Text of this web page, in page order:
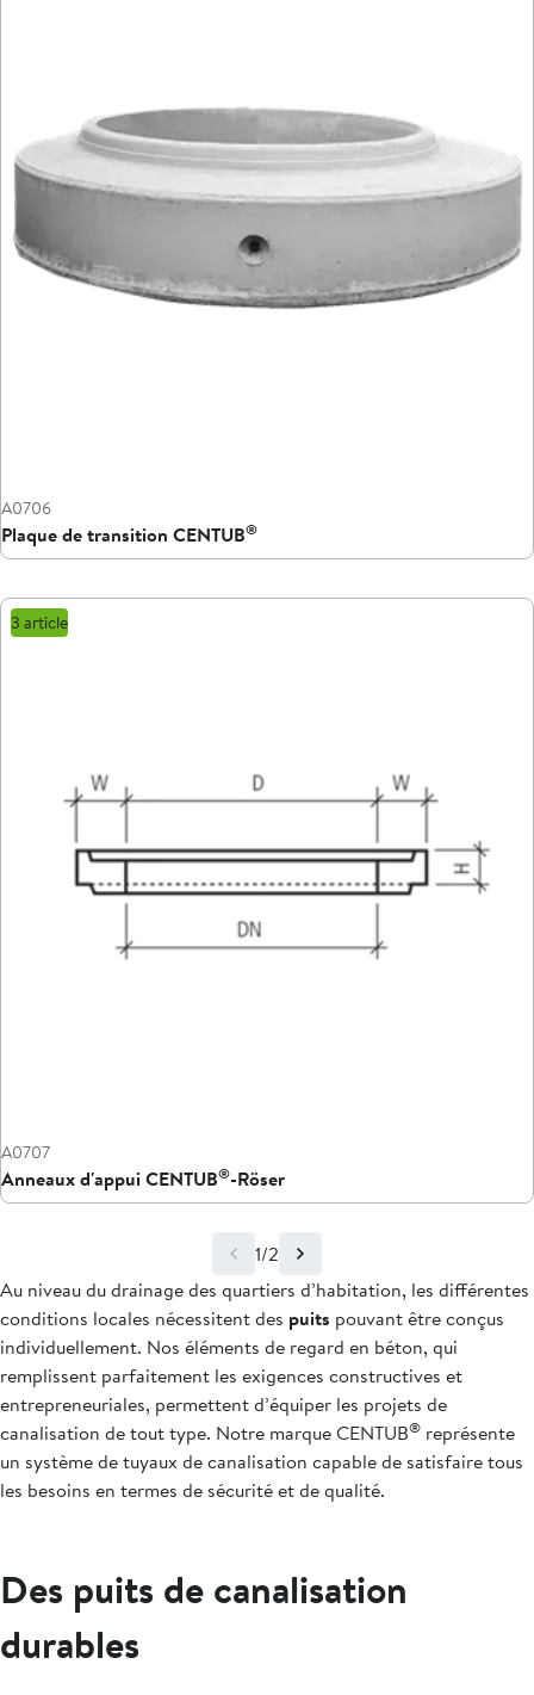
A0706
Plaque de transition CENTUB®
3 article
A0707
Anneaux d'appui CENTUB®-Röser
1/2
Au niveau du drainage des quartiers d’habitation, les différentes
conditions locales nécessitent des puits pouvant être conçus
individuellement. Nos éléments de regard en béton, qui
remplissent parfaitement les exigences constructives et
entrepreneuriales, permettent d’équiper les projets de
canalisation de tout type. Notre marque CENTUB® représente
un système de tuyaux de canalisation capable de satisfaire tous
les besoins en termes de sécurité et de qualité.
Des puits de canalisation
durables